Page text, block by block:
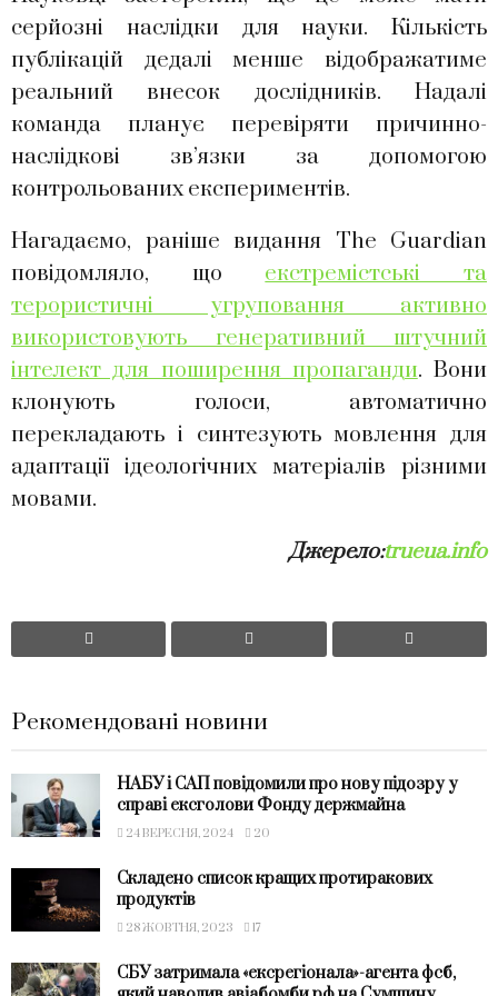
серйозні наслідки для науки. Кількість
публікацій дедалі менше відображатиме
реальний внесок дослідників. Надалі
команда планує перевіряти причинно-
наслідкові зв’язки за допомогою
контрольованих експериментів.
Нагадаємо, раніше видання The Guardian
повідомляло, щоекстремістські та
терористичні угруповання активно
використовують генеративний штучний
інтелект для поширення пропаганди. Вони
клонують голоси, автоматично
перекладають і синтезують мовлення для
адаптації ідеологічних матеріалів різними
мовами.
Джерело:trueua.info
Рекомендовані новини
НАБУ і САП повідомили про нову підозру у
справі ексголови Фонду держмайна
24 ВЕРЕСНЯ, 2024 20
Складено список кращих протиракових
продуктів
28 ЖОВТНЯ, 2023 17
СБУ затримала «ексрегіонала»-агента фсб,